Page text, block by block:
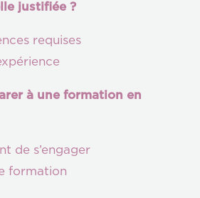
justifiée ?
requises
à une formation en
de s’engager
formation